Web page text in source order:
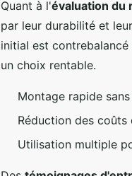
Quant à l'évaluation du
par leur durabilité et
initial est
un choix rentable.
Montage rapide
Réduction des
Utilisation multiple